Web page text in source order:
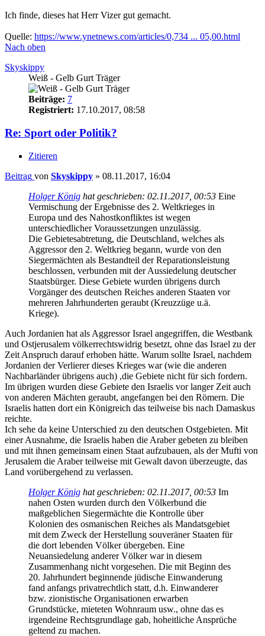
Ich finde, dieses hat Herr Vizer gut gemacht.
Quelle: https://www.ynetnews.com/articles/0,734 ... 05,00.html
Nach oben
Skyskippy
Weiß - Gelb Gurt Träger
Beiträge: 7
Registriert: 17.10.2017, 08:58
Re: Sport oder Politik?
Zitieren
Beitrag von Skyskippy » 08.11.2017, 16:04
Holger König hat geschrieben: 02.11.2017, 00:53 Eine
Vermischung der Ergebnisse des 2. Weltkrieges in
Europa und des Nahostkonfliktes ist wegen
unterschiedlicher Voraussetzungen unzulässig.
Die Gebietesabtretung, die Deutschland, welches als
Aggressor den 2. Weltkrieg begann, wurde von den
Siegermächten als Bestandteil der Reparationsleistung
beschlossen, verbunden mit der Aussiedelung deutscher
Staatsbürger. Diese Gebiete wurden übrigens durch
Vorgänger des deutschen Reiches anderen Staaten vor
mehreren Jahrhunderten geraubt (Kreuzzüge u.ä.
Kriege).
Auch Jordanien hat als Aggressor Israel angegriffen, die Westbank
und Ostjerusalem völkerrechtswidrig besetzt, ohne das Israel zu der
Zeit Anspruch darauf erhoben hätte. Warum sollte Israel, nachdem
Jordanien der Verlierer dieses Krieges war (wie die anderen
Nachbarländer übrigens auch) ,die Gebiete nicht für sich fordern.
Im übrigen wurden diese Gebiete den Israelis vor langer Zeit auch
von anderen Mächten geraubt, angefangen bei den Römern. Die
Israelis hatten dort ein Königreich das teilweise bis nach Damaskus
reichte.
Ich sehe da keine Unterschied zu den deutschen Ostgebieten. Mit
einer Ausnahme, die Israelis haben die Araber gebeten zu bleiben
und mit ihnen gemeinsam einen Staat aufzubauen, als der Mufti von
Jerusalem die Araber teilweise mit Gewalt davon überzeugte, das
Land vorübergehend zu verlassen.
Holger König hat geschrieben: 02.11.2017, 00:53 Im
nahen Osten wurden durch den Völkerbund die
maßgeblichen Siegermächte die Kontrolle über
Kolonien des osmanischen Reiches als Mandatsgebiet
mit dem Zweck der Herstellung souveräner Staaten für
die dort lebenden Völker übergeben. Eine
Neuansiedelung anderer Völker war in diesem
Zusammenhang nicht vorgesehen. Die mit Beginn des
20. Jahrhundert beginnende jüdische Einwanderung
fand anfangs privatrechtlich statt, d.h. Einwanderer
bzw. zionistische Organisationen erwarben
Grundstücke, mieteten Wohnraum usw., ohne das es
irgendeine Rechtsgrundlage gab, hoheitliche Ansprüche
geltend zu machen.